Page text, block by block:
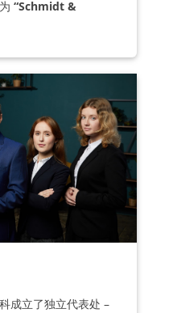
“Schmidt &
成立了独立代表处 –